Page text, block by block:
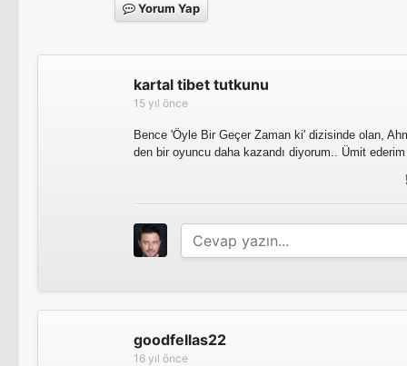
Yorum Yap
kartal tibet tutkunu
15 yıl önce
Bence 'Öyle Bir Geçer Zaman ki' dizisinde olan,
den bir oyuncu daha kazandı diyorum.. Ümit
goodfellas22
16 yıl önce